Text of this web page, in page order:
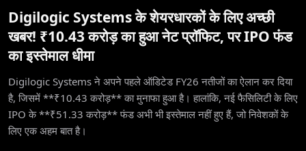
Digilogic Systems के शेयरधारकों के लिए अच्छी
खबर! ₹10.43 करोड़ का हुआ नेट प्रॉफिट, पर IPO फंड
का इस्तेमाल धीमा
Digilogic Systems ने अपने पहले ऑडिटेड FY26 नतीजों का ऐलान कर दिया
है, जिसमें **₹10.43 करोड़** का मुनाफा हुआ है। हालांकि, नई फैसिलिटी के लिए
IPO के **₹51.33 करोड़** फंड अभी भी इस्तेमाल नहीं हुए हैं, जो निवेशकों के
लिए एक अहम बात है।